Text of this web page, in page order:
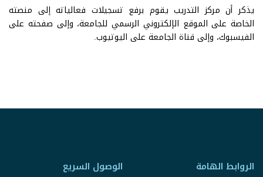
يذكر أن مركز التدريب يقوم برفع تسجيلات فعالياته إلى منصته
الخاصة على الموقع الإلكتروني الرسمي للجامعة، وإلى صفحته على
الفيسبوك، وإلى قناة الجامعة على اليوتيوب.
الروابط الهامة الوصول السريع